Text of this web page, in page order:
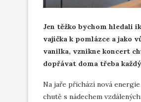
Jen těžko bychom hledali
vajíčka k pomlázce a jako
vanilka, vznikne koncert
dopřávat doma třeba
Na jaře přichází nová
chutě s nádechem